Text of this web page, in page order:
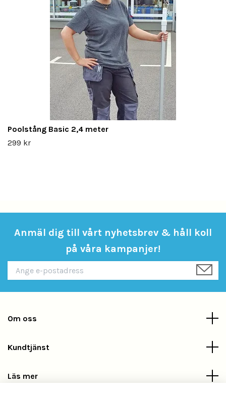
Poolstång Basic 2,4 meter
299 kr
Anmäl dig till vårt nyhetsbrev & håll koll
på våra kampanjer!
Om oss
Kundtjänst
Läs mer